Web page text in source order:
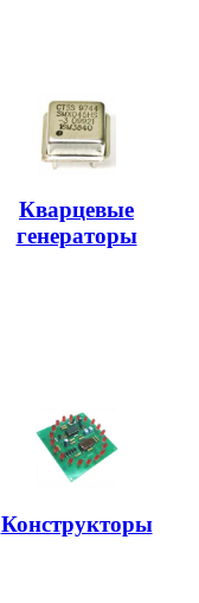
Кварцевые
генераторы
Конструкторы